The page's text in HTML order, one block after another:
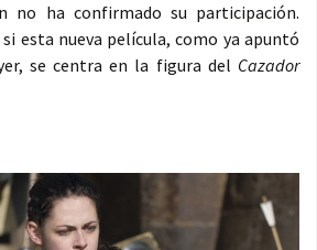
no ha confirmado su participación.
esta nueva película, como ya apuntó
se centra en la figura del Cazador